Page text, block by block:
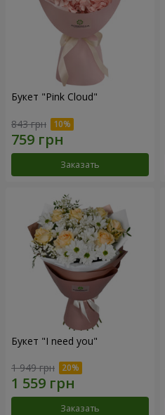
Букет "Pink Cloud"
843 грн
Заказать
Букет "I need you"
1 949 грн
Заказать